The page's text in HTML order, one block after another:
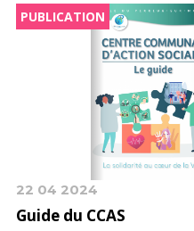
PUBLICATION
22 04 2024
Guide du CCAS